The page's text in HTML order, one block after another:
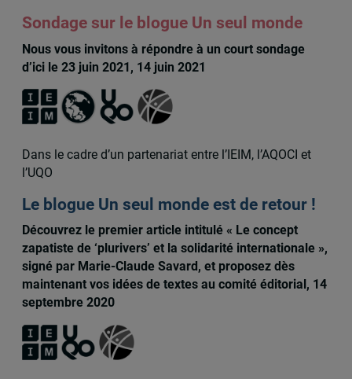
Sondage sur le blogue Un seul monde
Nous vous invitons à répondre à un court sondage
d’ici le 23 juin 2021, 14 juin 2021
Dans le cadre d’un partenariat entre l’IEIM, l’AQOCI et
l’UQO
Le blogue Un seul monde est de retour !
Découvrez le premier article intitulé « Le concept
zapatiste de ‘plurivers’ et la solidarité internationale »,
signé par Marie-Claude Savard, et proposez dès
maintenant vos idées de textes au comité éditorial, 14
septembre 2020